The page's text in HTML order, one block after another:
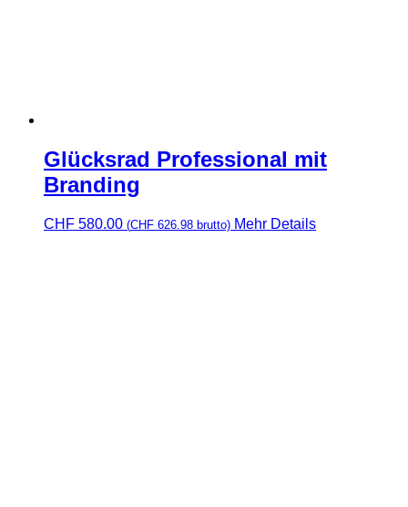
Glücksrad Professional mit
Branding
CHF 580.00 (CHF 626.98 brutto) Mehr Details